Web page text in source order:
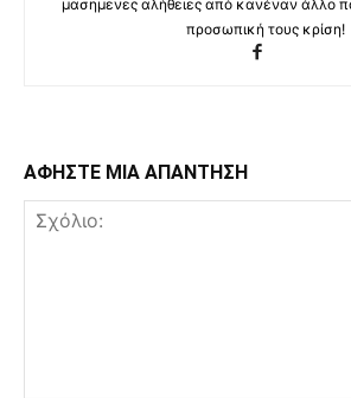
μασημενες αλήθειες από κανέναν άλλο
προσωπική τους κρίση!
ΑΦΗΣΤΕ ΜΙΑ ΑΠΑΝΤΗΣΗ